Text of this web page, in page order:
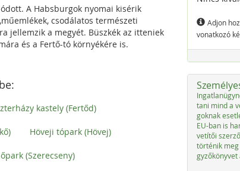
A Habsburgok nyomai kisérik
csodálatos természeti
jellemzik a megyét. Büszkék az itteniek
és a Fertő-tó környékére is.
kastely (Fertőd)
Höveji tópark (Hövej)
(Szerecseny)
Adjon
vonatkozó
ta­ni mind a
go­knak
EU-ban is
vetítői
tör­té­nik
gy­ző­könyvet